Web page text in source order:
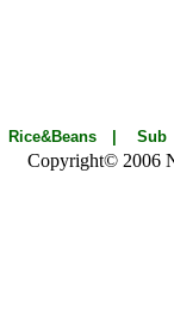
Rice&Beans| Sub
Copyright© 2006